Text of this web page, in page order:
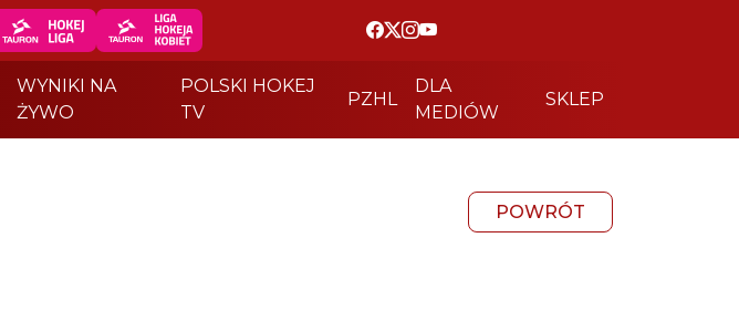
WYNIKI NA
ŻYWO
POLSKI HOKEJ
TV
PZHL
DLA
MEDIÓW
SKLEP
POWRÓT